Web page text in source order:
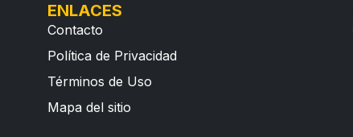
ENLACES
Contacto
Política de Privacidad
Términos de Uso
Mapa del sitio